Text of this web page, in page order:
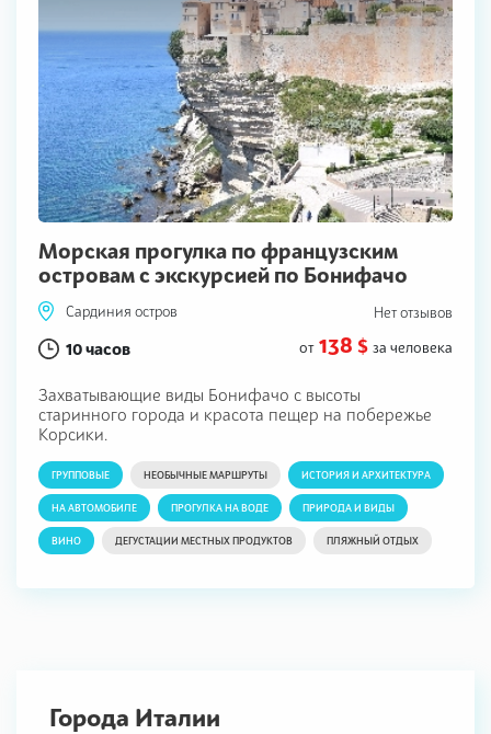
Морская прогулка по французским
островам с экскурсией по Бонифачо
Сардиния остров Нет отзывов
10 часов от 138 $ за человека
Захватывающие виды Бонифачо с высоты
старинного города и красота пещер на побережье
Корсики.
ГРУППОВЫЕ НЕОБЫЧНЫЕ МАРШРУТЫ ИСТОРИЯ И АРХИТЕКТУРА
НА АВТОМОБИЛЕ ПРОГУЛКА НА ВОДЕ ПРИРОДА И ВИДЫ
ВИНО ДЕГУСТАЦИИ МЕСТНЫХ ПРОДУКТОВ ПЛЯЖНЫЙ ОТДЫХ
Города Италии